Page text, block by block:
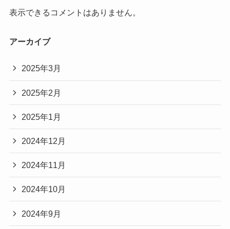
表示できるコメントはありません。
アーカイブ
2025年3月
2025年2月
2025年1月
2024年12月
2024年11月
2024年10月
2024年9月